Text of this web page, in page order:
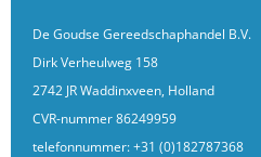
De Goudse Gereedschaphandel B.V.
Dirk Verheulweg 158
2742 JR Waddinxveen, Holland
CVR-nummer 86249959
telefonnummer:+31 (0)182787368